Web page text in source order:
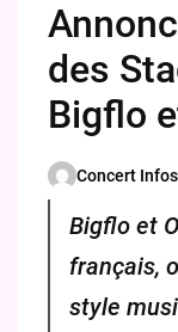
des
Bigflo
Posted
Concert Infos
Bigflo et
français,
style